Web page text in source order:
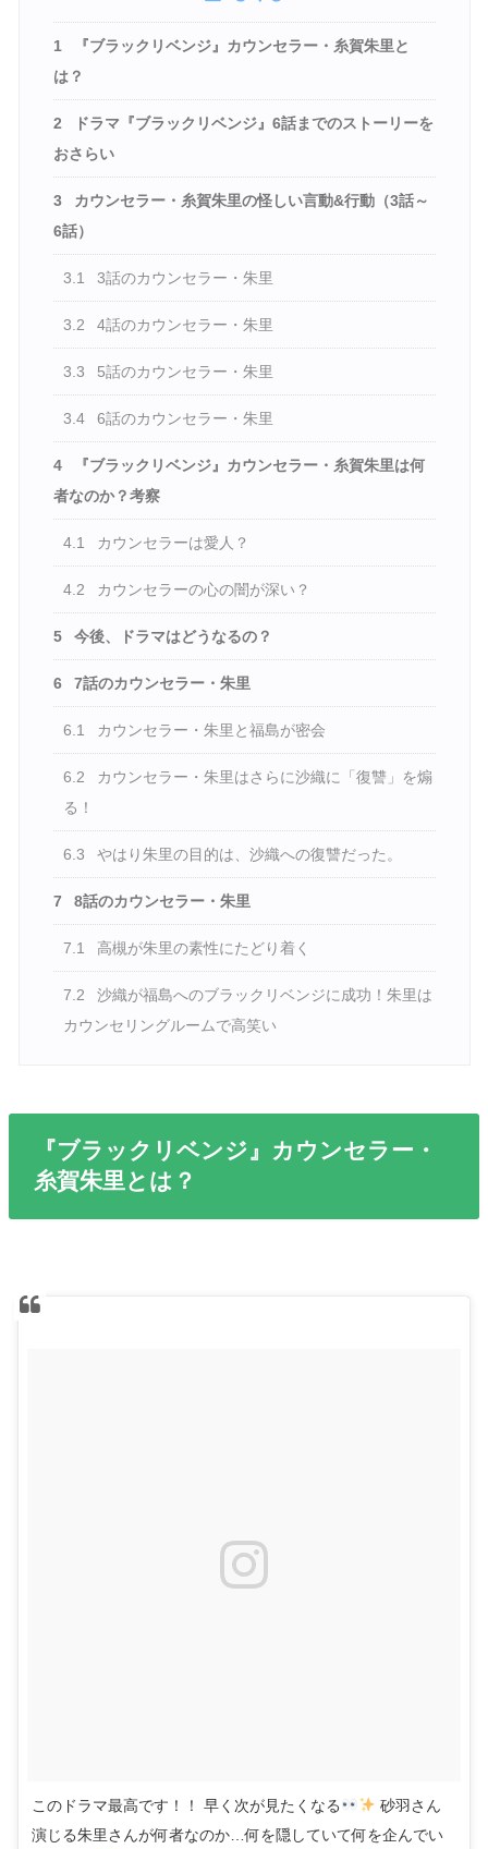
1
『ブラックリベンジ』カウンセラー・糸賀朱里と
は？
2
ドラマ『ブラックリベンジ』6話までのストーリーを
おさらい
3
カウンセラー・糸賀朱里の怪しい言動&行動（3話～
6話）
3.1 3話のカウンセラー・朱里
3.2 4話のカウンセラー・朱里
3.3 5話のカウンセラー・朱里
3.4 6話のカウンセラー・朱里
4
『ブラックリベンジ』カウンセラー・糸賀朱里は何
者なのか？考察
4.1 カウンセラーは愛人？
4.2 カウンセラーの心の闇が深い？
5 今後、ドラマはどうなるの？
6 7話のカウンセラー・朱里
6.1 カウンセラー・朱里と福島が密会
6.2
カウンセラー・朱里はさらに沙織に「復讐」を煽
る！
6.3 やはり朱里の目的は、沙織への復讐だった。
7 8話のカウンセラー・朱里
7.1 高槻が朱里の素性にたどり着く
7.2
沙織が福島へのブラックリベンジに成功！朱里は
カウンセリングルームで高笑い
『ブラックリベンジ』カウンセラー・
糸賀朱里とは？
このドラマ最高です！！ 早く次が見たくなる
砂羽さん
演じる朱里さんが何者なのか…何を隠していて何を企んでい